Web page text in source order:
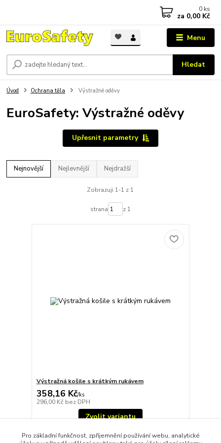
Menu
Hledat
0 ks
za 0,00 Kč
Úvod Ochrana těla Výstražné oděvy
EuroSafety: Výstražné oděvy
Upřesnit parametry
Nejnovější Nejlevnější Nejdražší
Zobrazuji 1-1 z 1
strana z 1
Výstražná košile s krátkým rukávem
358,16 Kč/ks
296,00 Kč bez DPH
Zvolit variantu
Pro základní funkčnost, zpříjemnění používání webu, analytické